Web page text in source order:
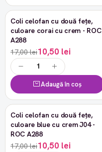
-38%
Coli celofan cu două fețe,
culoare corai cu crem - ROC
A288
17,00 lei10,50 lei
Adaugă în coș
-38%
Coli celofan cu două fețe,
culoare blue cu crem J04 -
ROC A288
17,00 lei10,50 lei